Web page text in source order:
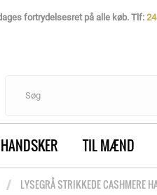
fortrydelsesret på alle køb. Tlf:
TIL MÆND
LYSEGRÅ STRIKKEDE CASHMERE